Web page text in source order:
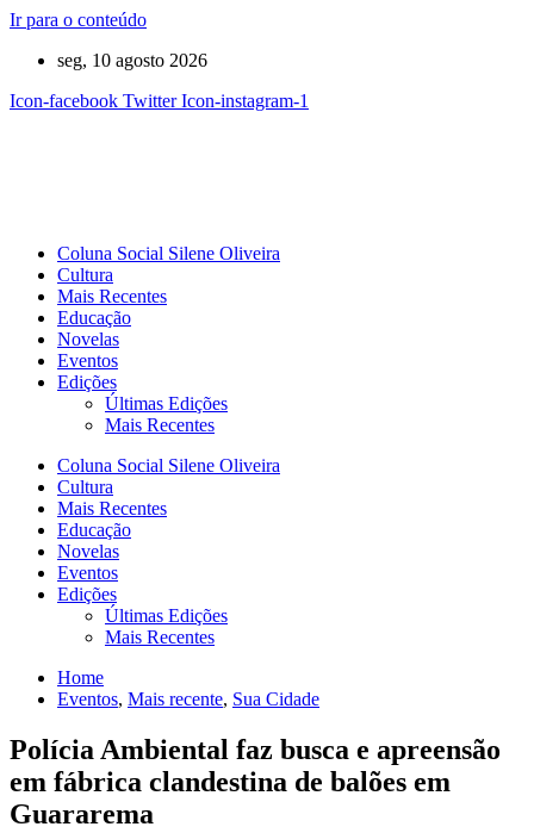
Ir para o conteúdo
seg, 10 agosto 2026
Icon-facebook Twitter Icon-instagram-1
Coluna Social Silene Oliveira
Cultura
Mais Recentes
Educação
Novelas
Eventos
Edições
Últimas Edições
Mais Recentes
Coluna Social Silene Oliveira
Cultura
Mais Recentes
Educação
Novelas
Eventos
Edições
Últimas Edições
Mais Recentes
Home
Eventos, Mais recente, Sua Cidade
Polícia Ambiental faz busca e apreensão
em fábrica clandestina de balões em
Guararema